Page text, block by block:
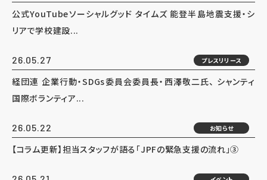
公式YouTubeソーシャルグッド タイムズ 能登半島地震支援・シ
リアで学校建設...
26.05.27 プレスリリース
経団連 企業行動・SDGs委員会委員長・西澤敬二氏、 シャンティ
国際ボランティア...
26.05.22 お知らせ
【コラム更新】担当スタッフが語る「JPFの緊急支援の流れ」③